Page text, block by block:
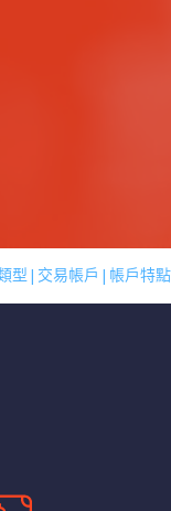
型 | 交易帳戶 | 帳戶特